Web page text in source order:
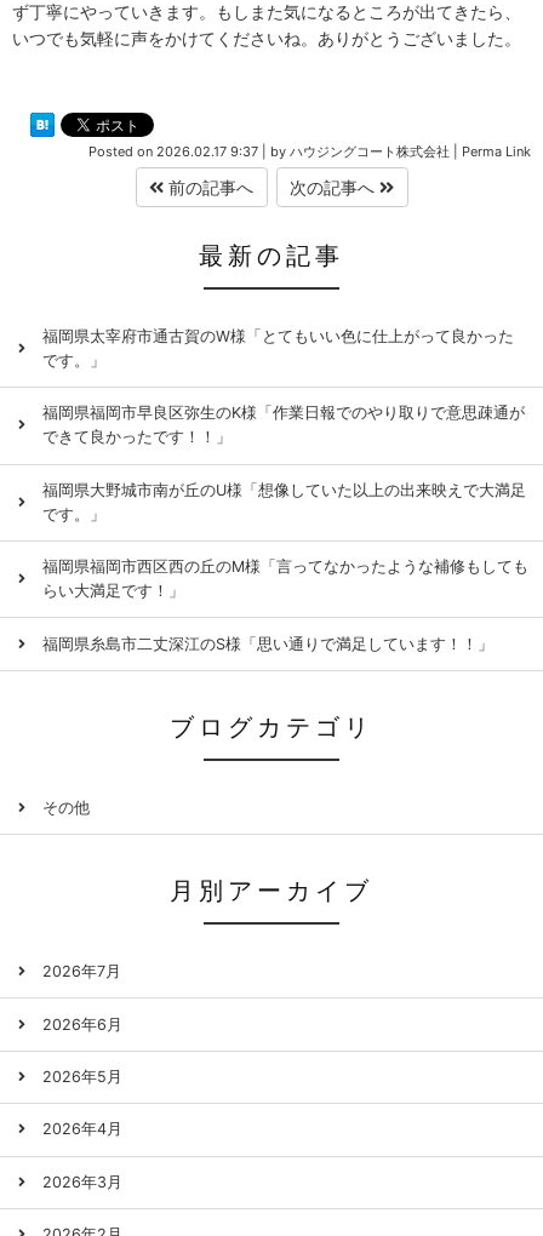
ず丁寧にやっていきます。もしまた気になるところが出てきたら、
いつでも気軽に声をかけてくださいね。ありがとうございました。
Posted on 2026.02.17 9:37 by ハウジングコート株式会社 Perma Link
前の記事へ 次の記事へ
最新の記事
福岡県太宰府市通古賀のW様「とてもいい色に仕上がって良かった
です。」
福岡県福岡市早良区弥生のK様「作業日報でのやり取りで意思疎通が
できて良かったです！！」
福岡県大野城市南が丘のU様「想像していた以上の出来映えで大満足
です。」
福岡県福岡市西区西の丘のM様「言ってなかったような補修もしても
らい大満足です！」
福岡県糸島市二丈深江のS様「思い通りで満足しています！！」
ブログカテゴリ
その他
月別アーカイブ
2026年7月
2026年6月
2026年5月
2026年4月
2026年3月